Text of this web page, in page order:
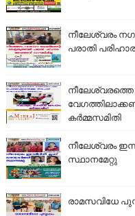
നീലേശ്വരം
പരാതി
കർമ്മസമിതി
നീലേശ്വരം
സ്ഥാനമേറ്റു
രാമസവിധേ